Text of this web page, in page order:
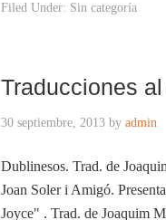
Filed Under: Sin categoría
Traducciones
30 septiembre, 2013 by admin
Dublinesos. Trad. de
Joan Soler i Amigó.
Joyce" . Trad. de Joaquim